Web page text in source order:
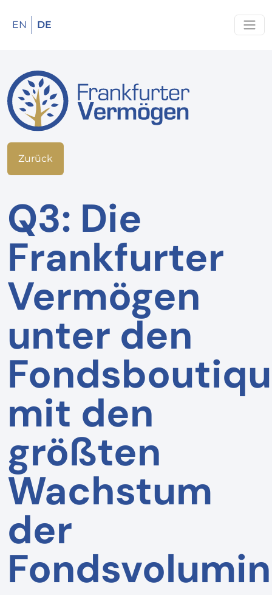
EN DE
Zurück
Q3: Die
Frankfurter
Vermögen
unter den
mit den
größten
Wachstum
der